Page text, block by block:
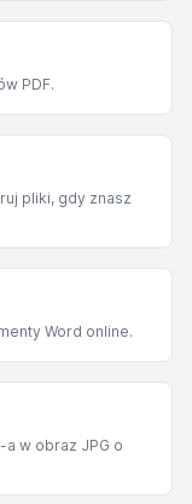
PDF.
pliki, gdy znasz
Word online.
w obraz JPG o